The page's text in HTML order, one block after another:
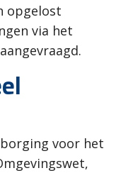
opgelost
via het
voor het